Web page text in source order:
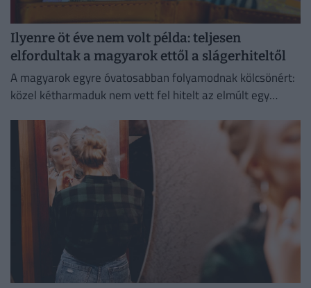
Ilyenre öt éve nem volt példa: teljesen
elfordultak a magyarok ettől a slágerhiteltől
A magyarok egyre óvatosabban folyamodnak kölcsönért:
közel kétharmaduk nem vett fel hitelt az elmúlt egy